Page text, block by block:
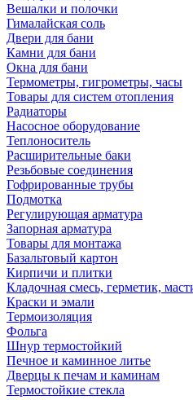
Вешалки и полочки
Гималайская соль
Двери для бани
Камни для бани
Окна для бани
Термометры, гигрометры, часы
Товары для систем отопления
Радиаторы
Насосное оборудование
Теплоноситель
Расширительные баки
Резьбовые соединения
Гофрированные трубы
Подмотка
Регулирующая арматура
Запорная арматура
Товары для монтажа
Базальтовый картон
Кирпичи и плитки
Кладочная смесь, герметик,
Краски и эмали
Термоизоляция
Фольга
Шнур термостойкий
Печное и каминное литье
Дверцы к печам и каминам
Термостойкие стекла